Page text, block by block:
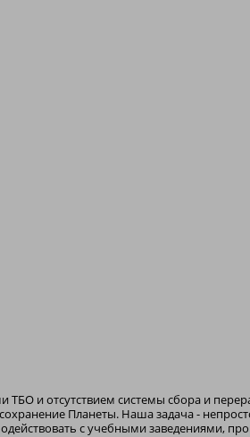
ТБО и отсутствием системы сбора и
Планеты. Наша задача -
с учебными заведениями,